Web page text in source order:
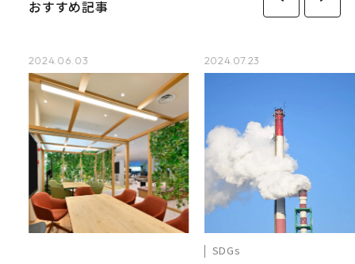
おすすめ記事
2024.06.03 2024.07.23
SDGs